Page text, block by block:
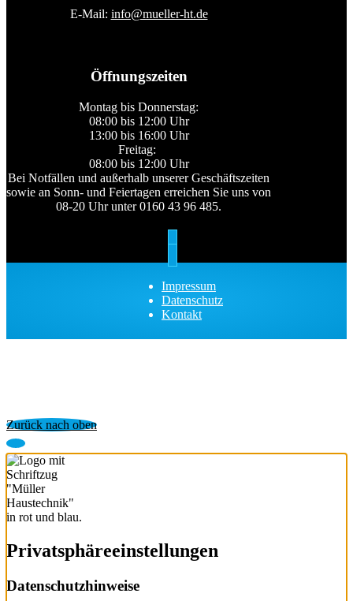
E-Mail: info@mueller-ht.de
Öffnungszeiten
Montag bis Donnerstag:
08:00 bis 12:00 Uhr
13:00 bis 16:00 Uhr
Freitag:
08:00 bis 12:00 Uhr
Bei Notfällen und außerhalb unserer Geschäftszeiten
sowie an Sonn- und Feiertagen erreichen Sie uns von
08-20 Uhr unter 0160 43 96 485.
Impressum
Datenschutz
Kontakt
Zurück nach oben
Privatsphäre­einstellungen
Datenschutzhinweise